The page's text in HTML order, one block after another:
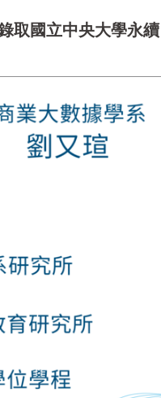
取國立中央大學永續